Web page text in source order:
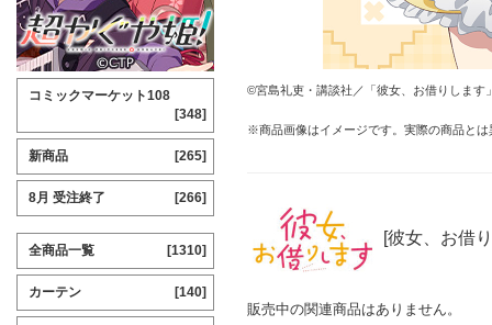
©宮島礼吏・講談社／「彼女、お借りします
※商品画像はイメージです。実際の商品と
[彼女、お借
販売中の関連商品はありません。
コミックマーケット108
[348]
新商品 [265]
8月 受注終了 [266]
全商品一覧 [1310]
カーテン [140]